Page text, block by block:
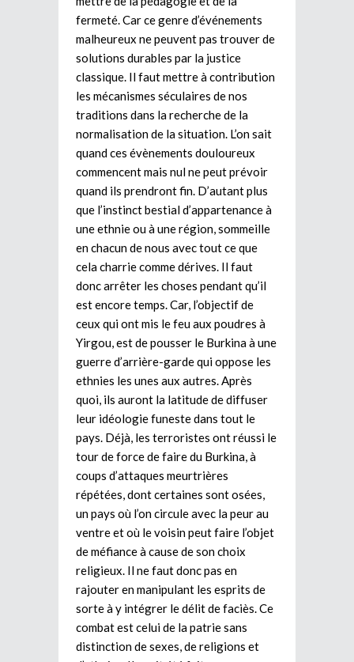
fermeté. Car ce genre d’événements
malheureux ne peuvent pas trouver de
solutions durables par la justice
classique. Il faut mettre à contribution
les mécanismes séculaires de nos
traditions dans la recherche de la
normalisation de la situation. L’on sait
quand ces évènements douloureux
commencent mais nul ne peut prévoir
quand ils prendront fin. D’autant plus
que l’instinct bestial d’appartenance à
une ethnie ou à une région, sommeille
en chacun de nous avec tout ce que
cela charrie comme dérives. Il faut
donc arrêter les choses pendant qu’il
est encore temps. Car, l’objectif de
ceux qui ont mis le feu aux poudres à
Yirgou, est de pousser le Burkina à une
guerre d’arrière-garde qui oppose les
ethnies les unes aux autres. Après
quoi, ils auront la latitude de diffuser
leur idéologie funeste dans tout le
pays. Déjà, les terroristes ont réussi le
tour de force de faire du Burkina, à
coups d’attaques meurtrières
répétées, dont certaines sont osées,
un pays où l’on circule avec la peur au
ventre et où le voisin peut faire l’objet
de méfiance à cause de son choix
religieux. Il ne faut donc pas en
rajouter en manipulant les esprits de
sorte à y intégrer le délit de faciès. Ce
combat est celui de la patrie sans
distinction de sexes, de religions et